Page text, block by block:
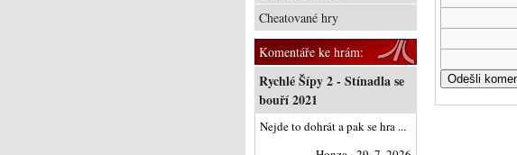
Cheatované hry
Komentáře ke hrám:
Rychlé Šípy 2 - Stínadla se
bouří 2021
Nejde to dohrát a pak se hra ...